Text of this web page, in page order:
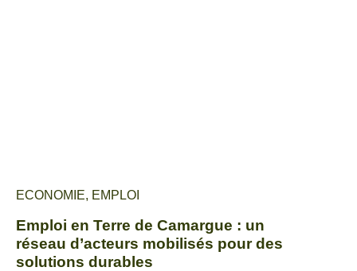
ECONOMIE, EMPLOI
Emploi en Terre de Camargue : un
réseau d’acteurs mobilisés pour des
solutions durables